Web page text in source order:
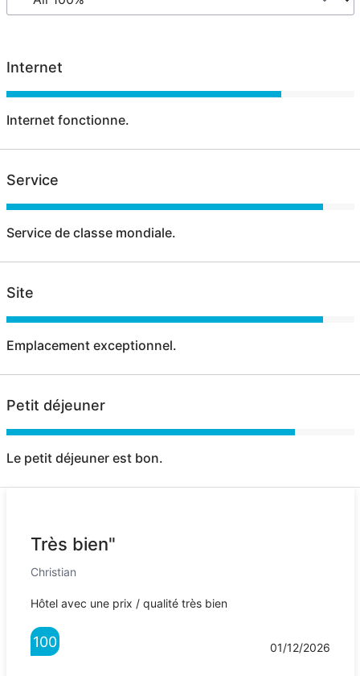
Internet
Internet fonctionne.
Service
Service de classe mondiale.
Site
Emplacement exceptionnel.
Petit déjeuner
Le petit déjeuner est bon.
Très bien"
Christian
Hôtel avec une prix / qualité très bien
100 01/12/2026